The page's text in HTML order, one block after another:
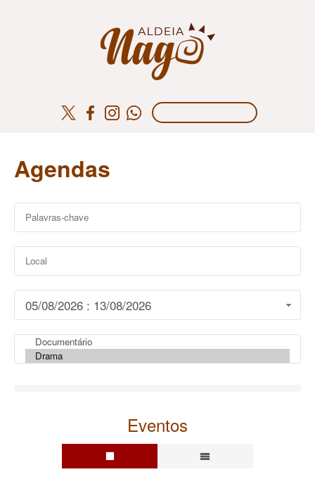
Agendas
05/08/2026 : 13/08/2026
Eventos